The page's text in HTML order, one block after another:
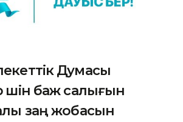
Думасы
баж салығын
заң жобасын